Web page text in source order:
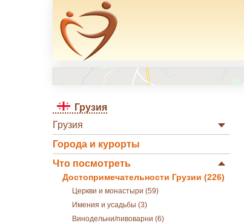
Грузия
Грузия
Города и курорты
Что посмотреть
Достопримечательности Грузии (226)
Церкви и монастыри (59)
Имения и усадьбы (3)
Винодельни/пивоварни (6)